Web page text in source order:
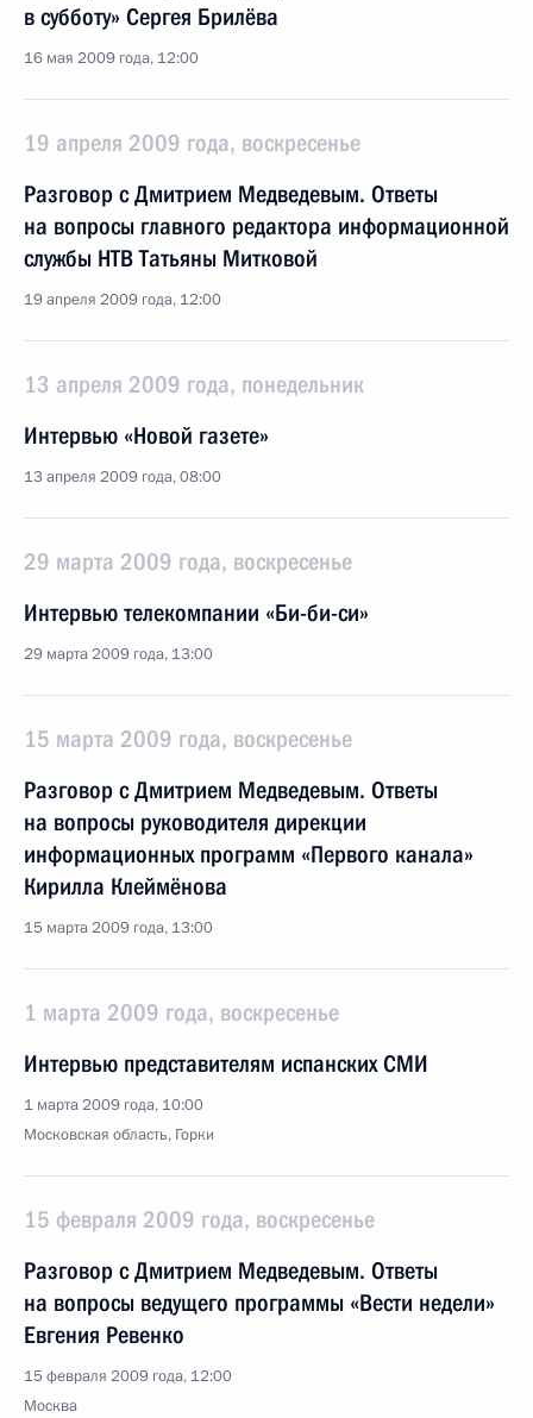
в субботу» Сергея Брилёва
16 мая 2009 года, 12:00
19 апреля 2009 года, воскресенье
Разговор с Дмитрием Медведевым. Ответы
на вопросы главного редактора информационной
службы НТВ Татьяны Митковой
19 апреля 2009 года, 12:00
13 апреля 2009 года, понедельник
Интервью «Новой газете»
13 апреля 2009 года, 08:00
29 марта 2009 года, воскресенье
Интервью телекомпании «Би-би-си»
29 марта 2009 года, 13:00
15 марта 2009 года, воскресенье
Разговор с Дмитрием Медведевым. Ответы
на вопросы руководителя дирекции
информационных программ «Первого канала»
Кирилла Клеймёнова
15 марта 2009 года, 13:00
1 марта 2009 года, воскресенье
Интервью представителям испанских СМИ
1 марта 2009 года, 10:00
Московская область, Горки
15 февраля 2009 года, воскресенье
Разговор с Дмитрием Медведевым. Ответы
на вопросы ведущего программы «Вести недели»
Евгения Ревенко
15 февраля 2009 года, 12:00
Москва